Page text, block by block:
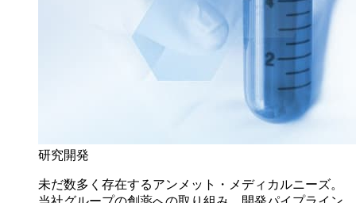
研究開発
未だ数多く存在するアンメット・メディカルニーズ。